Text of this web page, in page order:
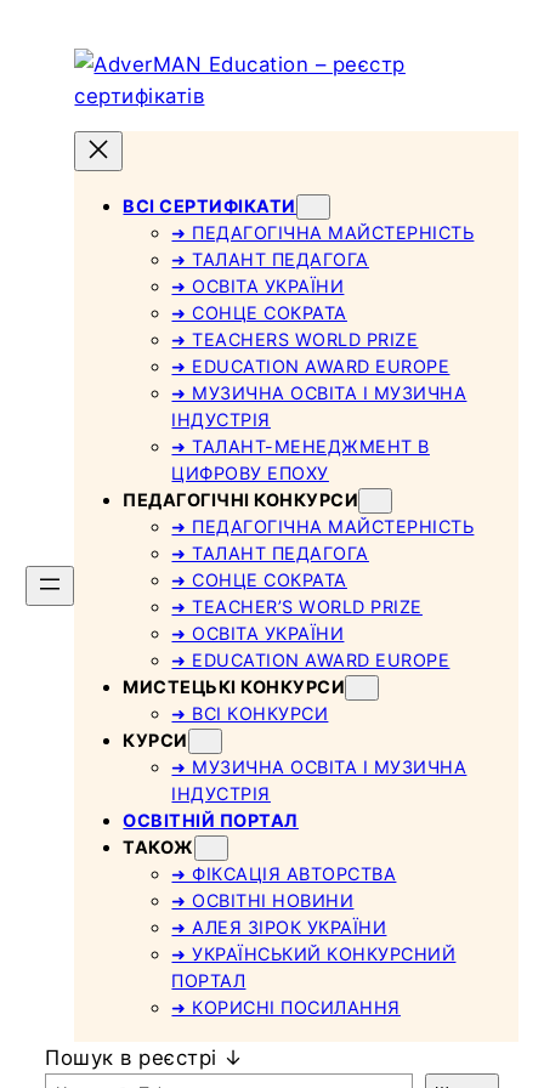
content
ВСІ СЕРТИФІКАТИ
➜ ПЕДАГОГІЧНА МАЙСТЕРНІСТЬ
➜ ТАЛАНТ ПЕДАГОГА
➜ ОСВІТА УКРАЇНИ
➜ СОНЦЕ СОКРАТА
➜ TEACHERS WORLD PRIZE
➜ EDUCATION AWARD EUROPE
➜ МУЗИЧНА ОСВІТА І МУЗИЧНА
ІНДУСТРІЯ
➜ ТАЛАНТ-МЕНЕДЖМЕНТ В
ЦИФРОВУ ЕПОХУ
ПЕДАГОГІЧНІ КОНКУРСИ
➜ ПЕДАГОГІЧНА МАЙСТЕРНІСТЬ
➜ ТАЛАНТ ПЕДАГОГА
➜ СОНЦЕ СОКРАТА
➜ TEACHER’S WORLD PRIZE
➜ ОСВІТА УКРАЇНИ
➜ EDUCATION AWARD EUROPE
МИСТЕЦЬКІ КОНКУРСИ
➜ ВСІ КОНКУРСИ
КУРСИ
➜ МУЗИЧНА ОСВІТА І МУЗИЧНА
ІНДУСТРІЯ
ОСВІТНІЙ ПОРТАЛ
ТАКОЖ
➜ ФІКСАЦІЯ АВТОРСТВА
➜ ОСВІТНІ НОВИНИ
➜ АЛЕЯ ЗІРОК УКРАЇНИ
➜ УКРАЇНСЬКИЙ КОНКУРСНИЙ
ПОРТАЛ
➜ КОРИСНІ ПОСИЛАННЯ
Пошук в реєстрі ↓